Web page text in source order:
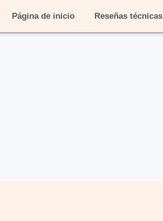
Página de inicio Reseñas técnicas